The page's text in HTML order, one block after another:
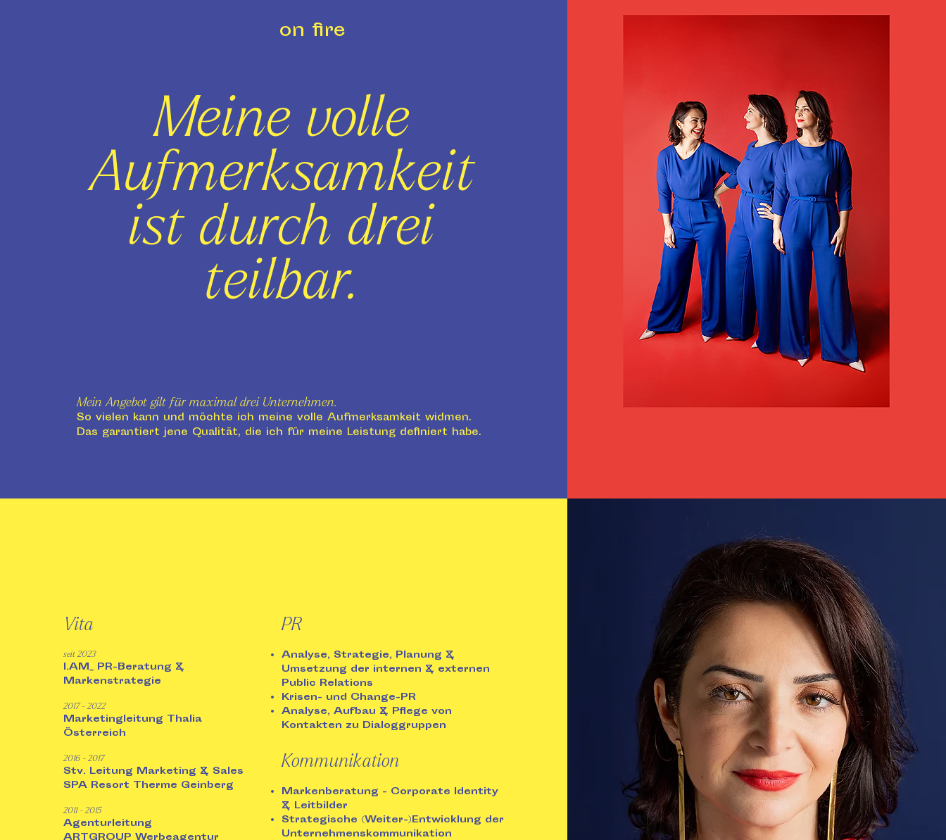
on fire
Meine volle
Aufmerksamkeit
ist durch drei
teilbar.
Mein Angebot gilt für maximal drei Unternehmen.
So vielen kann und möchte ich meine volle Aufmerksamkeit widmen.
Das garantiert jene Qualität, die ich für meine Leistung definiert habe.
Vita
seit 2023
I.AM_ PR-Beratung &
Markenstrategie
2017 - 2022
Marketingleitung Thalia
Österreich
2016 - 2017
Stv. Leitung Marketing & Sales
SPA Resort Therme Geinberg
2011 - 2015
Agenturleitung
PR
Analyse, Strategie, Planung &
Umsetzung der internen & externen
Public Relations
Krisen- und Change-PR
Analyse, Aufbau & Pflege von
Kontakten zu Dialoggruppen
Kommunikation
Markenberatung - Corporate Identity
& Leitbilder
Strategische (Weiter-)Entwicklung der
Unternehmenskommunikation